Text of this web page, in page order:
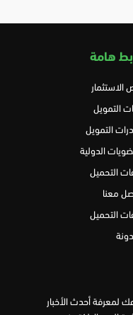
هامة
الاستثمار
التمويل
التمويل
الدولية
التحميل
معنا
التحميل
لمعرفة أحدث الأخبار